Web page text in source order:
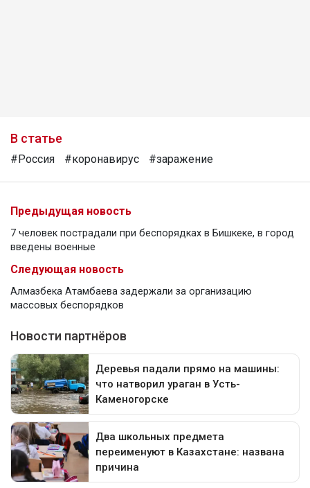
В статье
#Россия #коронавирус #заражение
Предыдущая новость
7 человек пострадали при беспорядках в Бишкеке, в город
введены военные
Следующая новость
Алмазбека Атамбаева задержали за организацию
массовых беспорядков